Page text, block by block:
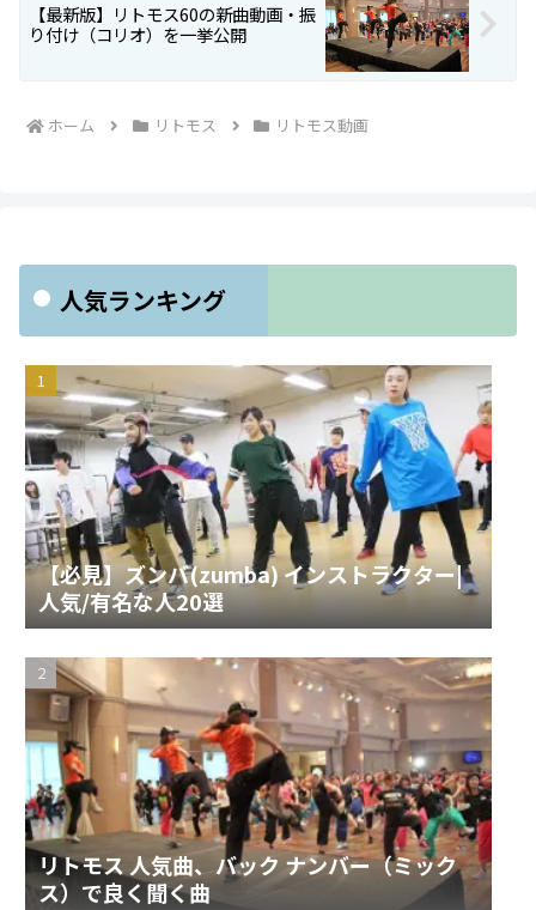
【最新版】リトモス60の新曲動画・振
り付け（コリオ）を一挙公開
ホーム リトモス リトモス動画
人気ランキング
【必見】ズンバ(zumba) インストラクター|
人気/有名な人20選
リトモス 人気曲、バック ナンバー（ミック
ス）で良く聞く曲